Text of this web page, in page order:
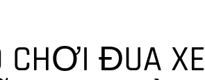
CHƠI ĐUA